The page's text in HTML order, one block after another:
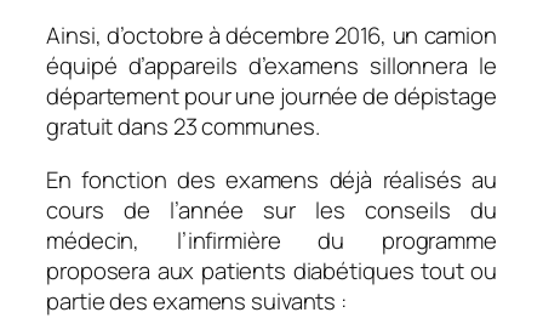
Ainsi, d’octobre à décembre 2016, un camion
équipé d’appareils d’examens sillonnera le
département pour une journée de dépistage
gratuit dans 23 communes.
En fonction des examens déjà réalisés au
cours de l’année sur les conseils du
médecin, l’infirmière du programme
proposera aux patients diabétiques tout ou
partie des examens suivants :